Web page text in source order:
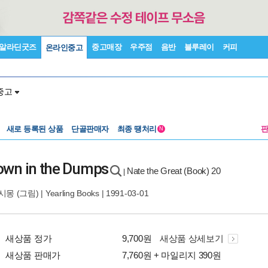
라딘굿즈 온라인중고 중고매장 우주점 음반 블루레이 커피
고
새로 등록된 상품 단골판매자 최종 땡처리 N
in the Dumps Nate the Great (Book) 20
몽 (그림) | Yearling Books| 1991-03-01
새상품 정가 9,700원
새상품 상세보기
새상품 판매가
7,760원 + 마일리지 390원